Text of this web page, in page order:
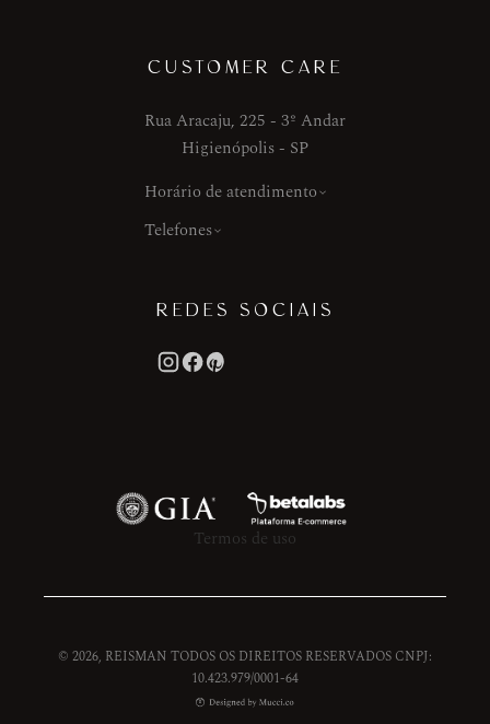
CUSTOMER CARE
Rua Aracaju, 225 - 3º Andar
Higienópolis - SP
Horário de atendimento
Telefones
REDES SOCIAIS
Termos de uso
© 2026, REISMAN TODOS OS DIREITOS RESERVADOS CNPJ:
10.423.979/0001-64